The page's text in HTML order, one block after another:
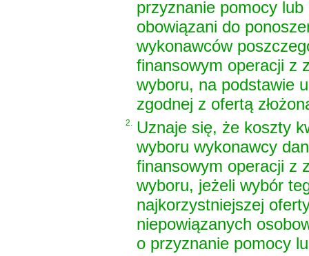
przyznanie pomocy
obowiązani do
wykonawców
finansowym operacji z
wyboru, na podstawie
zgodnej z ofertą
2.
Uznaje się, że koszty
wyboru wykonawcy
finansowym operacji z
wyboru, jeżeli wybór
najkorzystniejszej
niepowiązanych
o przyznanie pomocy